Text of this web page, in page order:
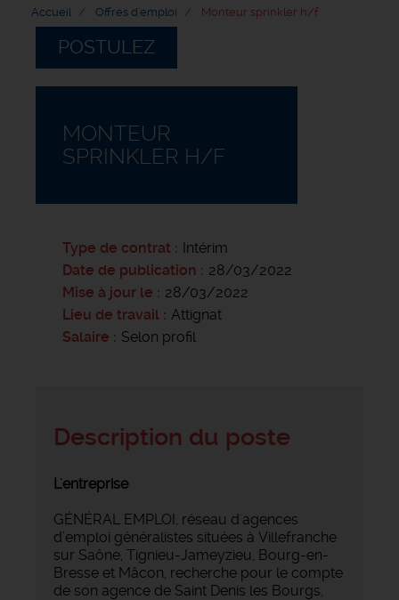
Accueil Offres d'emploi Monteur sprinkler h/f
POSTULEZ
MONTEUR
SPRINKLER H/F
Type de contrat
Intérim
Date de publication
28/03/2022
Mise à jour le
28/03/2022
Lieu de travail
Attignat
Salaire
Selon profil
Description du poste
L'entreprise
GÉNÉRAL EMPLOI, réseau d'agences
d’emploi généralistes situées à Villefranche
sur Saône, Tignieu-Jameyzieu, Bourg-en-
Bresse et Mâcon, recherche pour le compte
de son agence de Saint Denis les Bourgs,